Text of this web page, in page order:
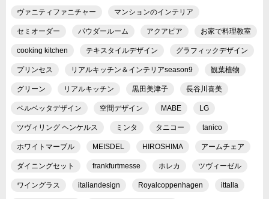
ヴァニティファニチャー マンションのインテリア
セミオーダー パウダールーム アクアピア お家で料理教室
cooking kitchen テキスタイルデザイン グラフィックデザイン
プリンセス リアルキッチン＆インテリアseason9 観葉植物
グリーン リアルキッチン 黒田美津子 長谷川喜美
ベルベッタデザイン 空間デザイン MABE LG
ツヴィリング ヘンケルス ミンタ タニコー tanico
ホワイトマーブル MEISDEL HIROSHIMA アームチェア
ダイニングセット frankfurtmesse ホレカ ツヴィーゼル
ワイングラス italiandesign Royalcoppenhagen ittalla